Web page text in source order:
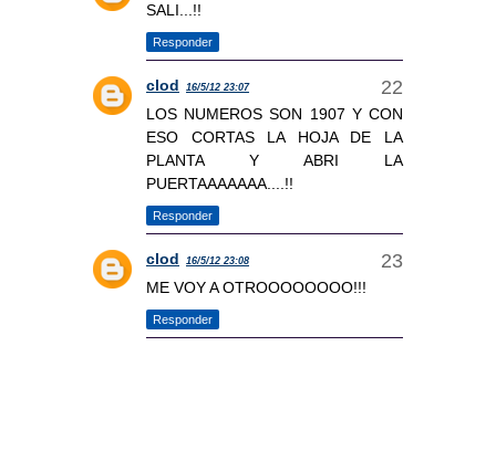
SALI...!!
Responder
clod 16/5/12 23:07
LOS NUMEROS SON 1907 Y CON
ESO CORTAS LA HOJA DE LA
PLANTA Y ABRI LA
PUERTAAAAAAA....!!
Responder
clod 16/5/12 23:08
ME VOY A OTROOOOOOOO!!!
Responder